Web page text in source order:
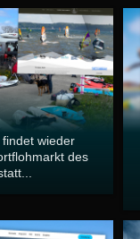
wieder
des